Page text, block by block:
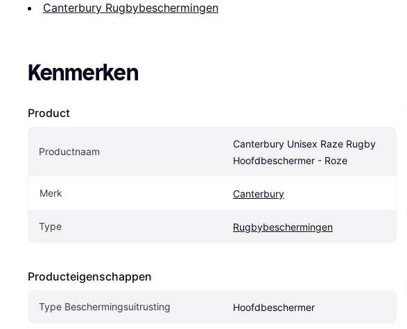
Canterbury Rugbybeschermingen
Kenmerken
Product
Productnaam
Canterbury Unisex Raze Rugby
Hoofdbeschermer - Roze
Merk Canterbury
Type Rugbybeschermingen
Producteigenschappen
Type Beschermingsuitrusting Hoofdbeschermer